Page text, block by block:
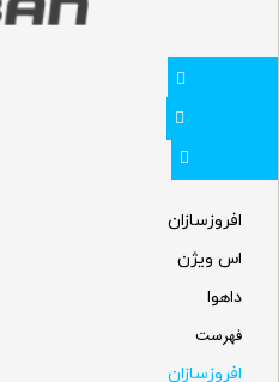
افروزسازان
اس ویژن
داهوا
فهرست
افروزسازان